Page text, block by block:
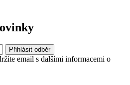
email s dalšími informacemi o